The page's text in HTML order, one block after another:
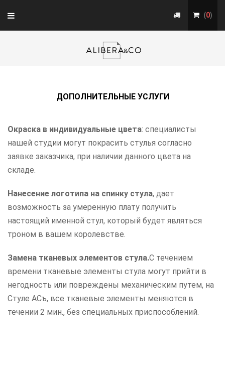
Toggle
navigation
(0)
ДОПОЛНИТЕЛЬНЫЕ УСЛУГИ
Окраска в индивидуальные цвета: специалисты
нашей студии могут покрасить стулья согласно
заявке заказчика, при наличии данного цвета на
складе.
Нанесение логотипа на спинку стула, дает
возможность за умеренную плату получить
настоящий именной стул, который будет являться
троном в вашем королевстве.
Замена тканевых элементов стула.С течением
времени тканевые элементы стула могут прийти в
негодность или повреждены механическим путем, на
Стуле АСъ, все тканевые элементы меняются в
течении 2 мин., без специальных приспособлений.